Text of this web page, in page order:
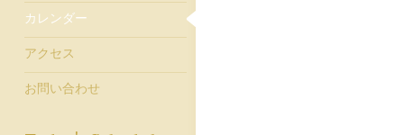
カレンダー
アクセス
お問い合わせ